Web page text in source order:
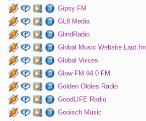
Gipsy FM
GL8 Media
GlindRadio
Global Music Website Laut.fm
Global Voices
Glow FM 94.0 FM
Golden Oldies Radio
GoodLIFE Radio
Gooisch Music